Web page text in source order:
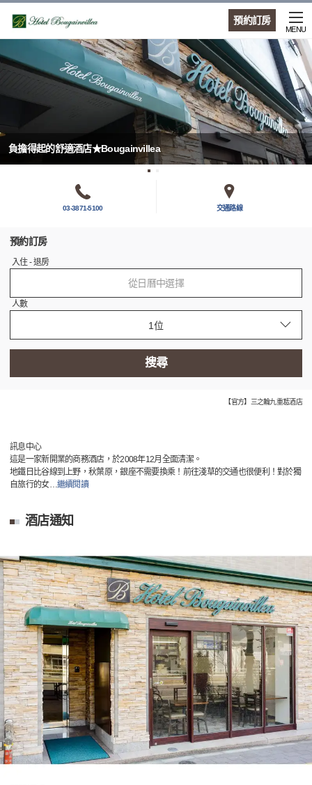
預約訂房
MENU
負擔得起的舒適酒店★Bougainvillea
03-3871-5100 交通路線
預約訂房
入住 - 退房
從日曆中選擇
人數
搜尋
【官方】三之輪九重葛酒店
訊息中心
這是一家新開業的商務酒店，於2008年12月全面清潔。
地鐵日比谷線到上野，秋葉原，銀座不需要換乘！前往淺草的交通也很便利！對於獨
自旅行的女…繼續閱讀
酒店通知